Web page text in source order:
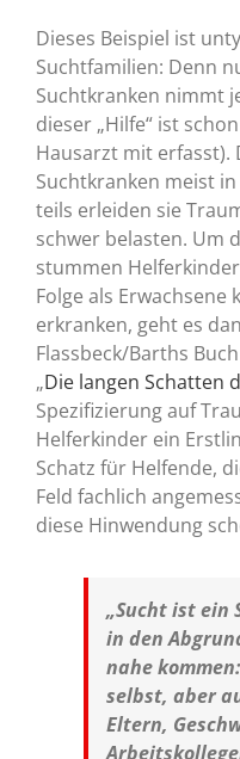
Dieses Beispiel ist
Suchtfamilien: Denn
Suchtkranken nimmt
dieser „Hilfe“ ist
Hausarzt mit erfasst).
Suchtkranken meist
teils erleiden sie
schwer belasten. Um
stummen
Folge als
erkranken, geht es
Flassbeck/Barths
„Die langen Schatten
Spezifizierung auf
Helferkinder ein
Schatz für Helfende,
Feld fachlich
diese Hinwendung
„Sucht ist ein
in den
nahe
selbst, aber
Eltern,